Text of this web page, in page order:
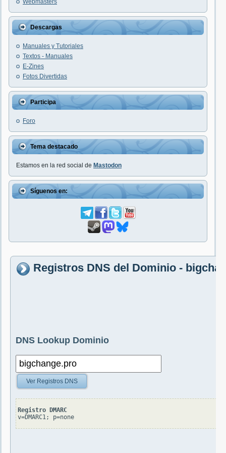
Webmasters
Descargas
Manuales y Tutoriales
Textos - Manuales
E-Zines
Fotos Divertidas
Participa
Foro
Tema destacado
Estamos en la red social de Mastodon
Síguenos en:
Registros DNS del Dominio -
DNS Lookup Dominio
Ver Registros DNS
Registro DMARC
v=DMARC1; p=none